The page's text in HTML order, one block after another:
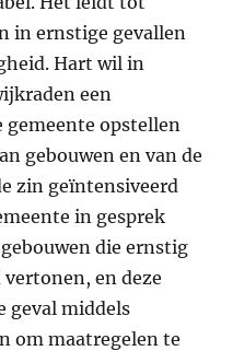
in ernstige gevallen
Hart wil in
een
gemeente opstellen
gebouwen en van de
zin geïntensiveerd
in gesprek
die ernstig
en deze
geval middels
om maatregelen te